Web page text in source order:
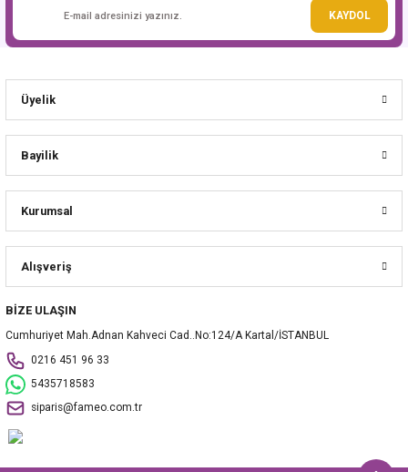
KAYDOL
Üyelik
Bayilik
Kurumsal
Alışveriş
BİZE ULAŞIN
Cumhuriyet Mah.Adnan Kahveci Cad..No:124/A Kartal/İSTANBUL
0216 451 96 33
5435718583
siparis@fameo.com.tr